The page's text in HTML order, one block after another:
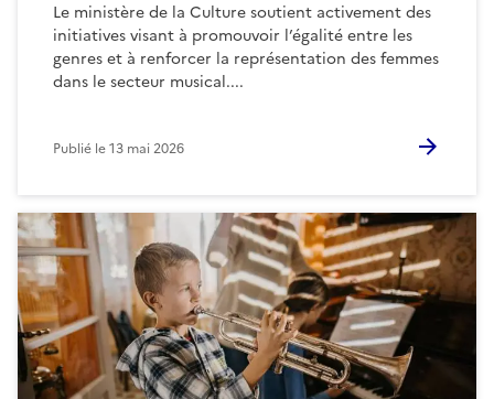
Le ministère de la Culture soutient activement des
initiatives visant à promouvoir l’égalité entre les
genres et à renforcer la représentation des femmes
dans le secteur musical....
Publié le13 mai 2026